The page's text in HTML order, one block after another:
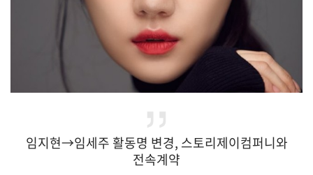
임지현→임세주 활동명 변경, 스토리제이컴퍼니와
전속계약